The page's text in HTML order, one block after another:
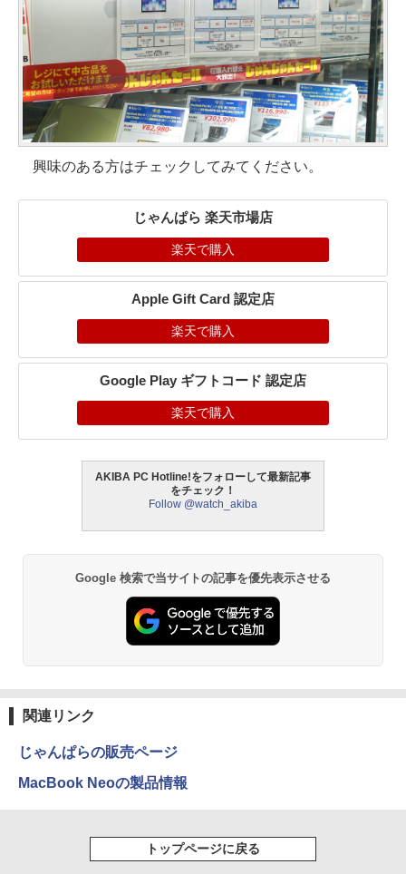
興味のある方はチェックしてみてください。
じゃんぱら 楽天市場店
楽天で購入
Apple Gift Card 認定店
楽天で購入
Google Play ギフトコード 認定店
楽天で購入
AKIBA PC Hotline!をフォローして最新記事
をチェック！
Follow @watch_akiba
Google 検索で当サイトの記事を優先表示させる
関連リンク
じゃんぱらの販売ページ
MacBook Neoの製品情報
トップページに戻る